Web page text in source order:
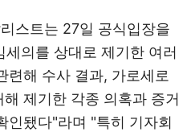
스트는 27일 공식입장을
의를 상대로 제기한 여러
련해 수사 결과, 가로세로
제기한 각종 의혹과 증거
인됐다"라며 "특히 기자회